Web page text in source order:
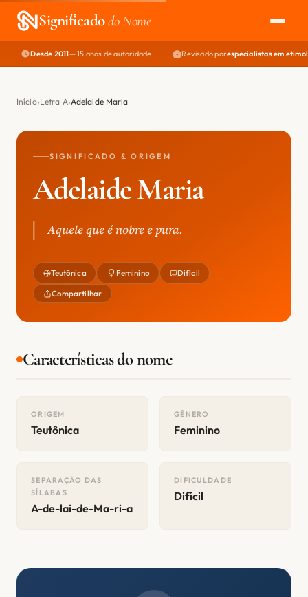
Significadodo Nome
EXPLORAR
NOME PERFEITO
Desde 2011— 15 anos de autoridade Revisado porespecialistas em
Início Letra A Adelaide Maria
SIGNIFICADO & ORIGEM
Adelaide Maria
Aquele que é nobre e pura.
Teutônica Feminino Difícil
Compartilhar
Características do nome
ORIGEM
Teutônica
GÊNERO
Feminino
SEPARAÇÃO DAS
SÍLABAS
A-de-lai-de-Ma-ri-a
DIFICULDADE
Difícil